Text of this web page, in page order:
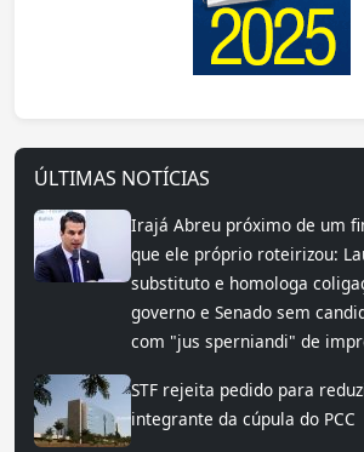
ÚLTIMAS NOTÍCIAS
Irajá Abreu próximo de um
que ele próprio roteirizou:
substituto e homologa
governo e Senado sem
com "jus sperniandi" de
STF rejeita pedido para
integrante da cúpula do PCC